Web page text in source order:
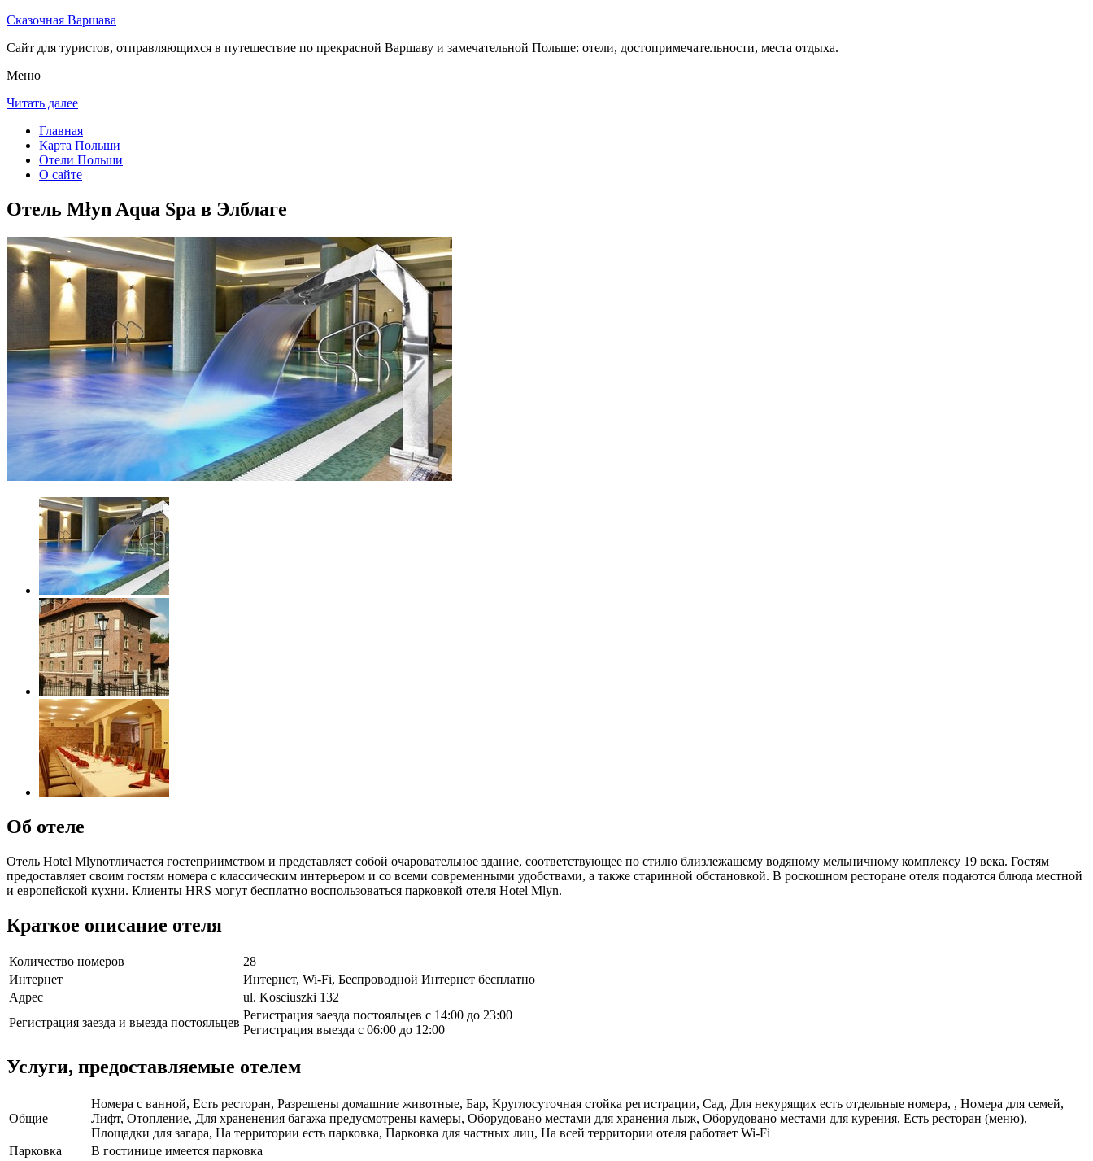
Сказочная Варшава
Сайт для туристов, отправляющихся в путешествие по прекрасной Варшаву и замечательной Польше: отели, достопримечательности, места отдыха.
Меню
Читать далее
Главная
Карта Польши
Отели Польши
О сайте
Отель Młyn Aqua Spa в Элблаге
Об отеле
Отель Hotel Mlynотличается гостеприимством и представляет собой очаровательное здание, соответствующее по стилю близлежащему водяному мельничному комплексу 19 века. Гостям
предоставляет своим гостям номера с классическим интерьером и со всеми современными удобствами, а также старинной обстановкой. В роскошном ресторане отеля подаются блюда местной
и европейской кухни. Клиенты HRS могут бесплатно воспользоваться парковкой отеля Hotel Mlyn.
Краткое описание отеля
Количество номеров
28
Интернет
Интернет, Wi-Fi, Беспроводной Интернет бесплатно
Адрес
ul. Kosciuszki 132
Регистрация заезда и выезда постояльцев
Регистрация заезда постояльцев с 14:00 до 23:00
Регистрация выезда с 06:00 до 12:00
Услуги, предоставляемые отелем
Общие
Номера с ванной, Есть ресторан, Разрешены домашние животные, Бар, Круглосуточная стойка регистрации, Сад, Для некурящих есть отдельные номера, , Номера для семей,
Лифт, Отопление, Для храненения багажа предусмотрены камеры, Оборудовано местами для хранения лыж, Оборудовано местами для курения, Есть ресторан (меню),
Площадки для загара, На территории есть парковка, Парковка для частных лиц, На всей территории отеля работает Wi-Fi
Парковка
В гостинице имеется парковка